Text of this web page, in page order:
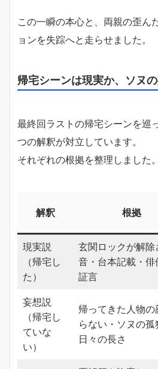
この一瞬の本心と、両親の歪ん
ョンを失踪へと走らせました。
帰宅シーンは現実か、ソヌ
最終回ラストの帰宅シーンを巡
つの解釈が対立しています。
それぞれの根拠を整理しました。
解釈 根拠
現実説
（帰宅し
た）
玄関ロックが解除
音・台本記載・俳
証言
妄想説
（帰宅し
ていな
い）
帰ってきた人物の
らない・ソヌの孤
日々の長さ